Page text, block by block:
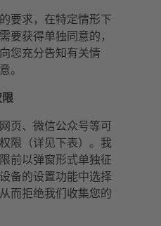
要求，在特定情形下
要获得单独同意的，
您充分告知有关情
。
限
页、微信公众号等可
限（详见下表）。我
前以弹窗形式单独征
备的设置功能中选择
而拒绝我们收集您的